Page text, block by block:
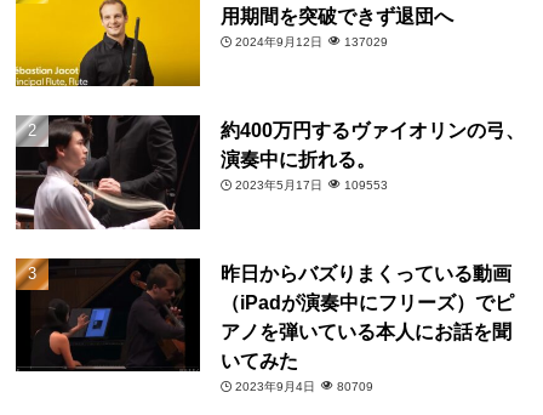
用期間を突破できず退団へ
2024年9月12日 137029
約400万円するヴァイオリンの弓、
演奏中に折れる。
2023年5月17日 109553
昨日からバズりまくっている動画
（iPadが演奏中にフリーズ）でピ
アノを弾いている本人にお話を聞
いてみた
2023年9月4日 80709